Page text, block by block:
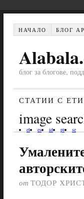
НАЧАЛО БЛОГ
блог за блогове,
СТАТИИ С
image
el es id pt se
от ТОДОР